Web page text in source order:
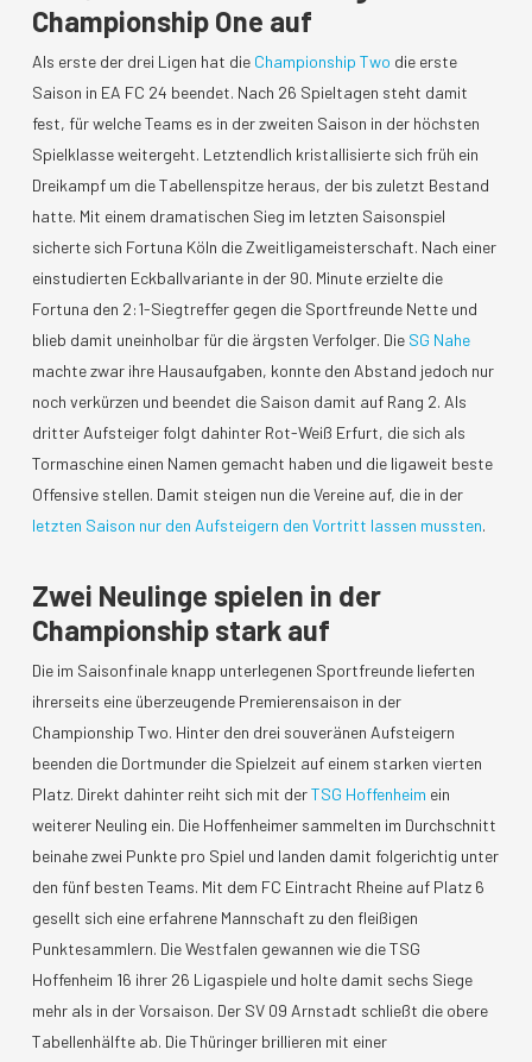
Championship One auf
Als erste der drei Ligen hat die Championship Two die erste
Saison in EA FC 24 beendet. Nach 26 Spieltagen steht damit
fest, für welche Teams es in der zweiten Saison in der höchsten
Spielklasse weitergeht. Letztendlich kristallisierte sich früh ein
Dreikampf um die Tabellenspitze heraus, der bis zuletzt Bestand
hatte. Mit einem dramatischen Sieg im letzten Saisonspiel
sicherte sich Fortuna Köln die Zweitligameisterschaft. Nach einer
einstudierten Eckballvariante in der 90. Minute erzielte die
Fortuna den 2:1-Siegtreffer gegen die Sportfreunde Nette und
blieb damit uneinholbar für die ärgsten Verfolger. Die SG Nahe
machte zwar ihre Hausaufgaben, konnte den Abstand jedoch nur
noch verkürzen und beendet die Saison damit auf Rang 2. Als
dritter Aufsteiger folgt dahinter Rot-Weiß Erfurt, die sich als
Tormaschine einen Namen gemacht haben und die ligaweit beste
Offensive stellen. Damit steigen nun die Vereine auf, die in der
letzten Saison nur den Aufsteigern den Vortritt lassen mussten.
Zwei Neulinge spielen in der
Championship stark auf
Die im Saisonfinale knapp unterlegenen Sportfreunde lieferten
ihrerseits eine überzeugende Premierensaison in der
Championship Two. Hinter den drei souveränen Aufsteigern
beenden die Dortmunder die Spielzeit auf einem starken vierten
Platz. Direkt dahinter reiht sich mit derTSG Hoffenheim ein
weiterer Neuling ein. Die Hoffenheimer sammelten im Durchschnitt
beinahe zwei Punkte pro Spiel und landen damit folgerichtig unter
den fünf besten Teams. Mit dem FC Eintracht Rheine auf Platz 6
gesellt sich eine erfahrene Mannschaft zu den fleißigen
Punktesammlern. Die Westfalen gewannen wie die TSG
Hoffenheim 16 ihrer 26 Ligaspiele und holte damit sechs Siege
mehr als in der Vorsaison. Der SV 09 Arnstadt schließt die obere
Tabellenhälfte ab. Die Thüringer brillieren mit einer